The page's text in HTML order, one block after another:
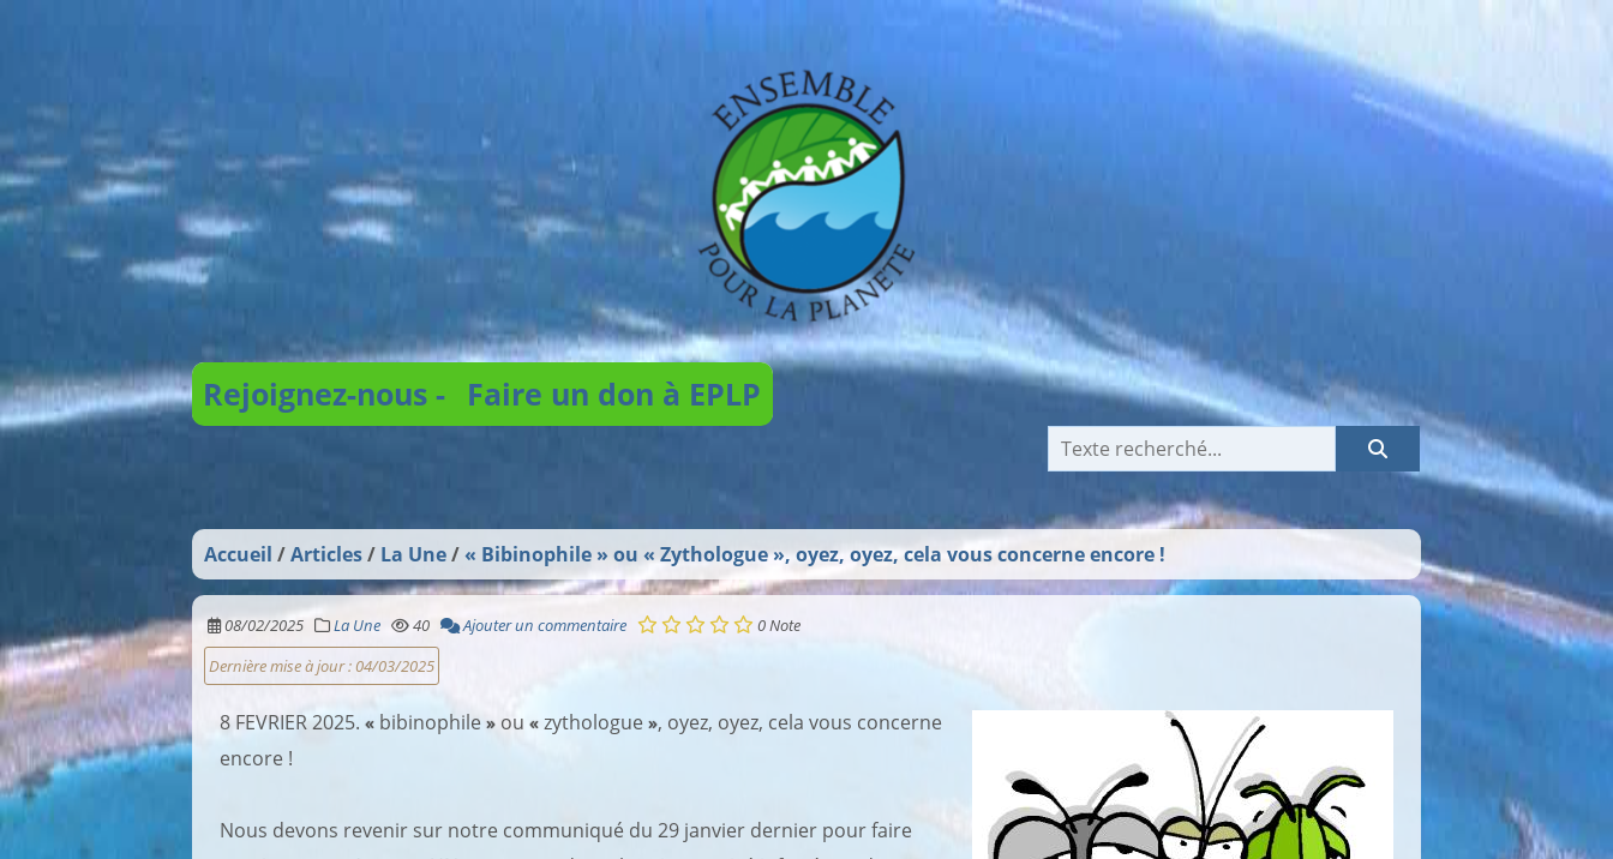
Rejoignez-nous - Faire un don à EPLP
Accueil Articles La Une « Bibinophile » ou « Zythologue », oyez, oyez, cela vous concerne encore !
08/02/2025 La Une 40 Ajouter un commentaire 0Note
Dernière mise à jour :04/03/2025
8 FEVRIER 2025.« bibinophile» ou«zythologue», oyez, oyez, cela vous concerne
encore !
Nous devons revenir sur notre communiqué du 29 janvier dernier pour faire